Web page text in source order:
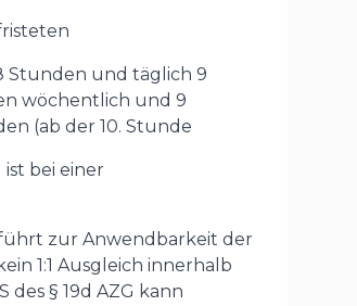
Stunden und täglich 9
wöchentlich und 9
(ab der 10. Stunde
bei einer
zur Anwendbarkeit der
1:1 Ausgleich innerhalb
§ 19d AZG kann